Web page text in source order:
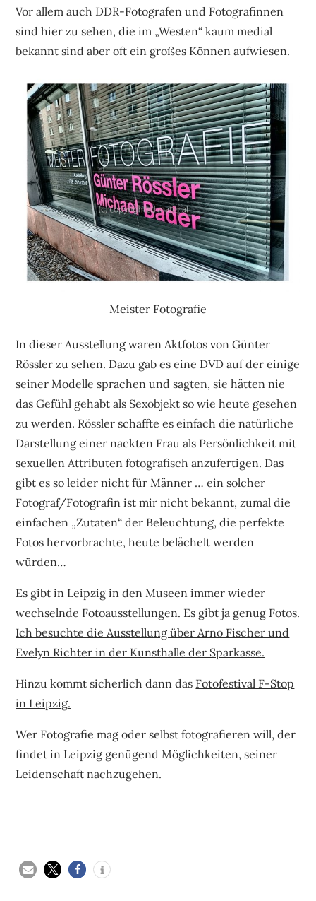
Vor allem auch DDR-Fotografen und Fotografinnen
sind hier zu sehen, die im „Westen“ kaum medial
bekannt sind aber oft ein großes Können aufwiesen.
Meister Fotografie
In dieser Ausstellung waren Aktfotos von Günter
Rössler zu sehen. Dazu gab es eine DVD auf der einige
seiner Modelle sprachen und sagten, sie hätten nie
das Gefühl gehabt als Sexobjekt so wie heute gesehen
zu werden. Rössler schaffte es einfach die natürliche
Darstellung einer nackten Frau als Persönlichkeit mit
sexuellen Attributen fotografisch anzufertigen. Das
gibt es so leider nicht für Männer … ein solcher
Fotograf/Fotografin ist mir nicht bekannt, zumal die
einfachen „Zutaten“ der Beleuchtung, die perfekte
Fotos hervorbrachte, heute belächelt werden
würden…
Es gibt in Leipzig in den Museen immer wieder
wechselnde Fotoausstellungen. Es gibt ja genug Fotos.
Ich besuchte die Ausstellung über Arno Fischer und
Evelyn Richter in der Kunsthalle der Sparkasse.
Hinzu kommt sicherlich dann das Fotofestival F-Stop
in Leipzig.
Wer Fotografie mag oder selbst fotografieren will, der
findet in Leipzig genügend Möglichkeiten, seiner
Leidenschaft nachzugehen.